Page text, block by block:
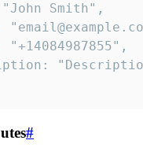
Smith",
"+14084987855",
#